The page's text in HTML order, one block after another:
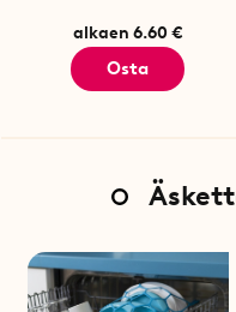
alkaen 6.60 €
Osta